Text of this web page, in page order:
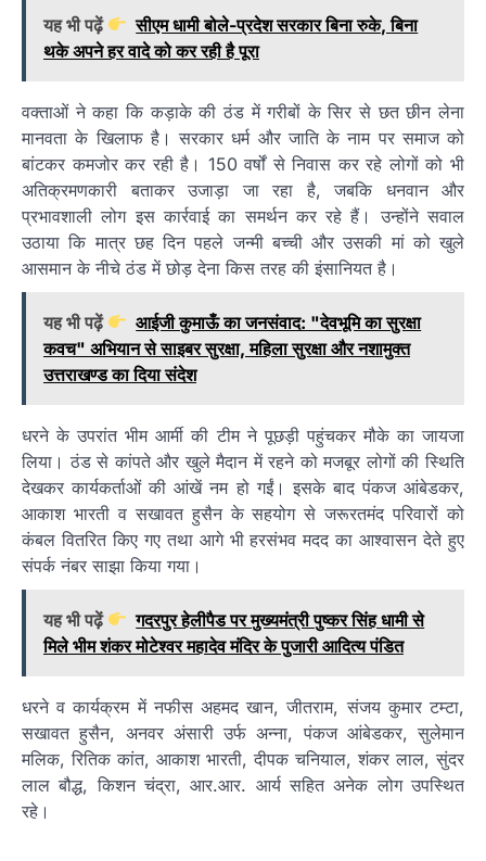
यह भी पढ़ें
सीएम धामी बोले-प्रदेश सरकार बिना रुके, बिना
थके अपने हर वादे को कर रही है पूरा
वक्ताओं ने कहा कि कड़ाके की ठंड में गरीबों के सिर से छत छीन लेना
मानवता के खिलाफ है। सरकार धर्म और जाति के नाम पर समाज को
बांटकर कमजोर कर रही है। 150 वर्षों से निवास कर रहे लोगों को भी
अतिक्रमणकारी बताकर उजाड़ा जा रहा है, जबकि धनवान और
प्रभावशाली लोग इस कार्रवाई का समर्थन कर रहे हैं। उन्होंने सवाल
उठाया कि मात्र छह दिन पहले जन्मी बच्ची और उसकी मां को खुले
आसमान के नीचे ठंड में छोड़ देना किस तरह की इंसानियत है।
यह भी पढ़ें
आईजी कुमाऊँ का जनसंवाद: "देवभूमि का सुरक्षा
कवच" अभियान से साइबर सुरक्षा, महिला सुरक्षा और नशामुक्त
उत्तराखण्ड का दिया संदेश
धरने के उपरांत भीम आर्मी की टीम ने पूछड़ी पहुंचकर मौके का जायजा
लिया। ठंड से कांपते और खुले मैदान में रहने को मजबूर लोगों की स्थिति
देखकर कार्यकर्ताओं की आंखें नम हो गईं। इसके बाद पंकज आंबेडकर,
आकाश भारती व सखावत हुसैन के सहयोग से जरूरतमंद परिवारों को
कंबल वितरित किए गए तथा आगे भी हरसंभव मदद का आश्वासन देते हुए
संपर्क नंबर साझा किया गया।
यह भी पढ़ें
गदरपुर हेलीपैड पर मुख्यमंत्री पुष्कर सिंह धामी से
मिले भीम शंकर मोटेश्वर महादेव मंदिर के पुजारी आदित्य पंडित
धरने व कार्यक्रम में नफीस अहमद खान, जीतराम, संजय कुमार टम्टा,
सखावत हुसैन, अनवर अंसारी उर्फ अन्ना, पंकज आंबेडकर, सुलेमान
मलिक, रितिक कांत, आकाश भारती, दीपक चनियाल, शंकर लाल, सुंदर
लाल बौद्ध, किशन चंद्रा, आर.आर. आर्य सहित अनेक लोग उपस्थित
रहे।